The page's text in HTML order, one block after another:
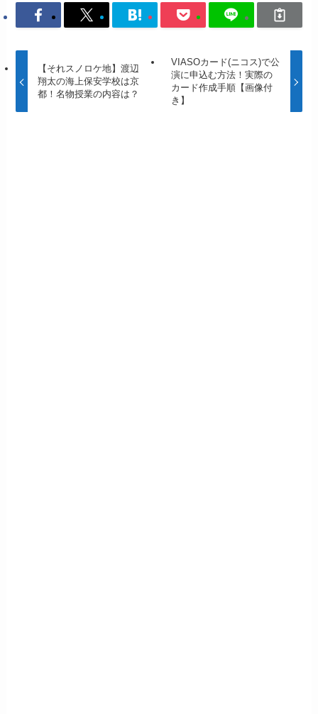
【それスノロケ地】渡辺
翔太の海上保安学校は京
都！名物授業の内容は？
VIASOカード(ニコス)で公
演に申込む方法！実際の
カード作成手順【画像付
き】